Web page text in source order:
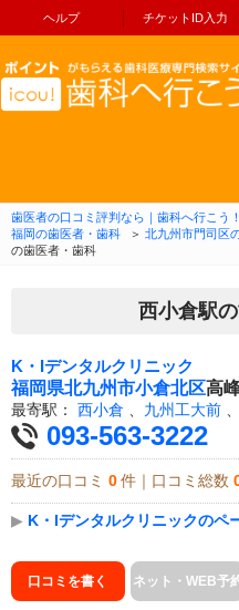
ヘルプ チケットID入力
歯医者の口コミ評判なら｜歯科へ行こう
福岡の歯医者・歯科
＞ 北九州市門司区
の歯医者・歯科
西小倉駅
K・Iデンタルクリニック
福岡県北九州市小倉北区高
最寄駅： 西小倉 九州工大前
093-563-3222
最近の口コミ 0 件｜口コミ総数
▶ K・Iデンタルクリニックのペ
口コミを書く ネット・WEB予